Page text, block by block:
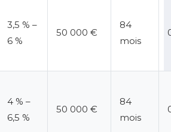
3,5 % –
6 %
50 000 €
84
mois
4 % –
6,5 %
50 000 €
84
mois